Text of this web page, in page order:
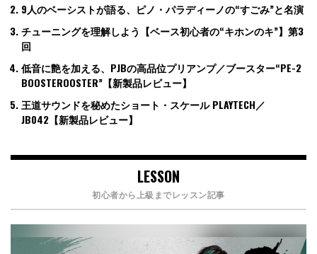
9人のベーシストが語る、ピノ・パラディーノの“すごみ”と名演
チューニングを理解しよう【ベース初心者の“キホンのキ”】第3
回
低音に艶を加える、PJBの高品位プリアンプ／ブースター“PE-2
BOOSTEROOSTER”【新製品レビュー】
王道サウンドを秘めたショート・スケール PLAYTECH／
JB042【新製品レビュー】
LESSON
初心者から上級までレッスン記事